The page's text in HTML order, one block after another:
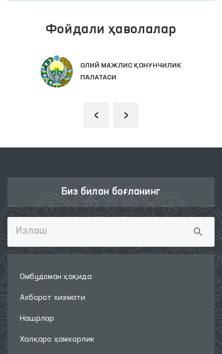
Фойдали ҳаволалар
ОЛИЙ МАЖЛИС ҚОНУНЧИЛИК
ПАЛАТАСИ
‹ ›
Биз билан боғланинг
Омбудсман ҳақида
Ахборот хизмати
Нашрлар
Халқаро ҳамкорлик